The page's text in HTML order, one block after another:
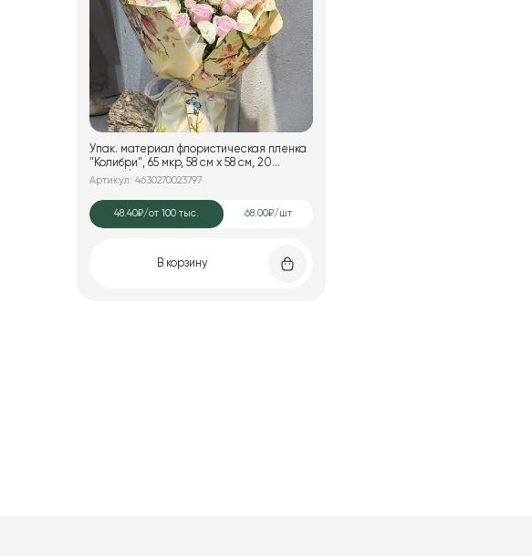
Упак. материал флористическая пленка
"Колибри", 65 мкр, 58 см х 58 cм, 20
листов/упак., шампань
Артикул: 4630270023797
48.40₽/от 100 тыс. 68.00₽/шт
В корзину